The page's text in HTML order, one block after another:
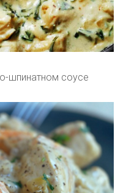
шпинатном соусе